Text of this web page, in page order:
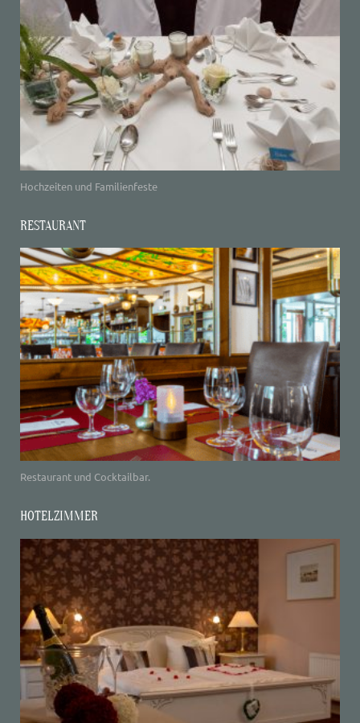
Hochzeiten und Familienfeste
RESTAURANT
Restaurant und Cocktailbar.
HOTELZIMMER